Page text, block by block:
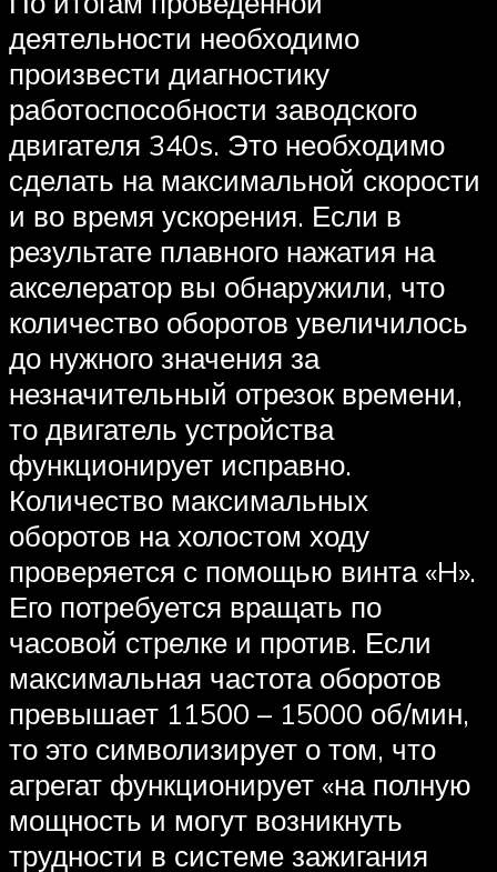
деятельности необходимо
произвести диагностику
работоспособности заводского
двигателя 340s. Это необходимо
сделать на максимальной скорости
и во время ускорения. Если в
результате плавного нажатия на
акселератор вы обнаружили, что
количество оборотов увеличилось
до нужного значения за
незначительный отрезок времени,
то двигатель устройства
функционирует исправно.
Количество максимальных
оборотов на холостом ходу
проверяется с помощью винта «H».
Его потребуется вращать по
часовой стрелке и против. Если
максимальная частота оборотов
превышает 11500 – 15000 об/мин,
то это символизирует о том, что
агрегат функционирует «на полную
мощность и могут возникнуть
трудности в системе зажигания